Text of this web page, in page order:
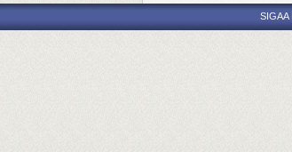
SIGAA